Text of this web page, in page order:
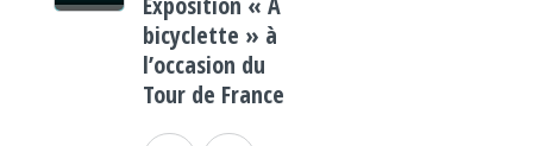
bicyclette » à
l’occasion du
Tour de France